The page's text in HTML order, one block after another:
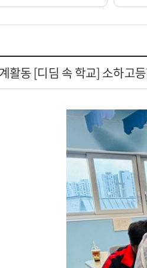
활동 [디딤 속 학교] 소하고